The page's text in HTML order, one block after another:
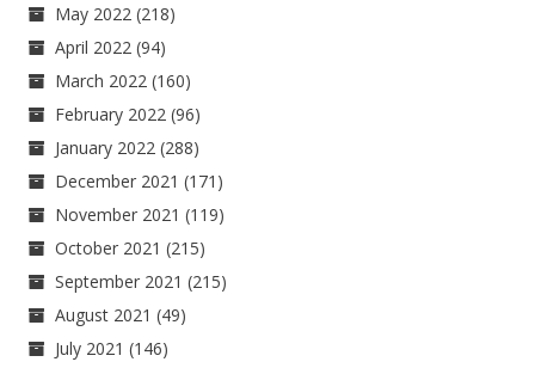
May 2022 (218)
April 2022 (94)
March 2022 (160)
February 2022 (96)
January 2022 (288)
December 2021 (171)
November 2021 (119)
October 2021 (215)
September 2021 (215)
August 2021 (49)
July 2021 (146)